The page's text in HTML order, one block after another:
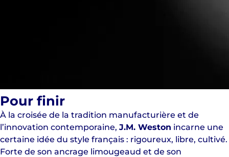
Pour finir
À la croisée de la tradition manufacturière et de
l’innovation contemporaine, J.M. Weston incarne une
certaine idée du style français : rigoureux, libre, cultivé.
Forte de son ancrage limougeaud et de son